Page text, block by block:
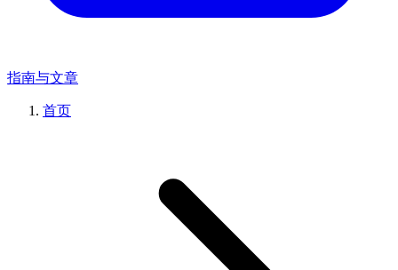
指南与文章
首页